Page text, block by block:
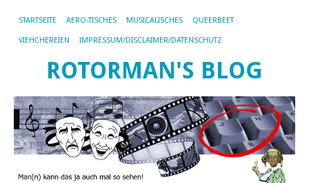
STARTSEITE AERO-TISCHES MUSICALISCHES QUEERBEET
VIEHCHEREIEN IMPRESSUM/DISCLAIMER/DATENSCHUTZ
ROTORMAN'S BLOG